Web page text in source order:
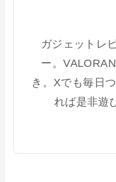
ガジェットレ
ー。
き。Xでも毎日
れば是非遊